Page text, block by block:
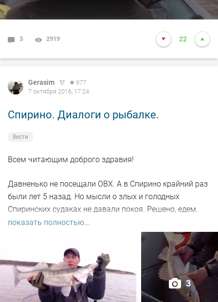
3 2919 22
Gerasim
977
7 октября 2016, 17:24
Спирино. Диалоги о рыбалке.
Вести
Всем читающим доброго здравия!
Давненько не посещали ОВХ. А в Спирино крайний раз
были лет 5 назад. Но мысли о злых и голодных
Спиринских судаках не давали покоя. Решено, едем.
И так, в среду 5.10.16г стартуем из города в 4 утра по
ордынской трассе.
На берегу около 6-ти. Свежо. Наливаем чай, бурханим.
Надуваем лодки и на воду. На воде туман, ветра почти
нет.
показать полностью...
3